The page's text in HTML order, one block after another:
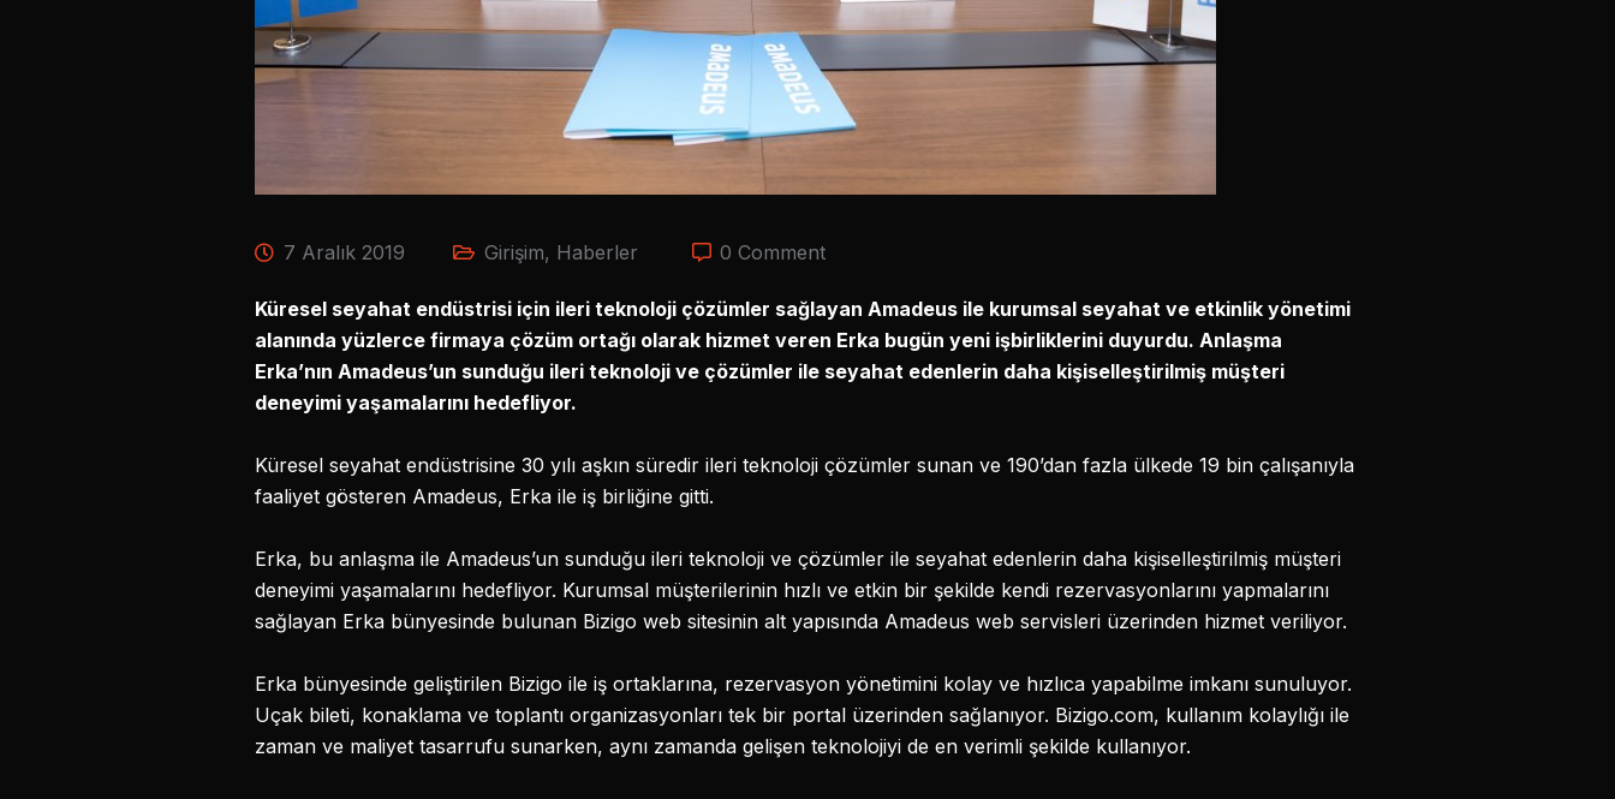
7 Aralık 2019 Girişim, Haberler 0 Comment
Küresel seyahat endüstrisi için ileri teknoloji çözümler sağlayan Amadeus ile kurumsal seyahat ve etkinlik yönetimi
alanında yüzlerce firmaya çözüm ortağı olarak hizmet veren Erka bugün yeni işbirliklerini duyurdu. Anlaşma
Erka’nın Amadeus’un sunduğu ileri teknoloji ve çözümler ile seyahat edenlerin daha kişiselleştirilmiş müşteri
deneyimi yaşamalarını hedefliyor.
Küresel seyahat endüstrisine 30 yılı aşkın süredir ileri teknoloji çözümler sunan ve 190’dan fazla ülkede 19 bin çalışanıyla
faaliyet gösteren Amadeus, Erka ile iş birliğine gitti.
Erka, bu anlaşma ile Amadeus’un sunduğu ileri teknoloji ve çözümler ile seyahat edenlerin daha kişiselleştirilmiş müşteri
deneyimi yaşamalarını hedefliyor. Kurumsal müşterilerinin hızlı ve etkin bir şekilde kendi rezervasyonlarını yapmalarını
sağlayan Erka bünyesinde bulunan Bizigo web sitesinin alt yapısında Amadeus web servisleri üzerinden hizmet veriliyor.
Erka bünyesinde geliştirilen Bizigo ile iş ortaklarına, rezervasyon yönetimini kolay ve hızlıca yapabilme imkanı sunuluyor.
Uçak bileti, konaklama ve toplantı organizasyonları tek bir portal üzerinden sağlanıyor. Bizigo.com, kullanım kolaylığı ile
zaman ve maliyet tasarrufu sunarken, aynı zamanda gelişen teknolojiyi de en verimli şekilde kullanıyor.